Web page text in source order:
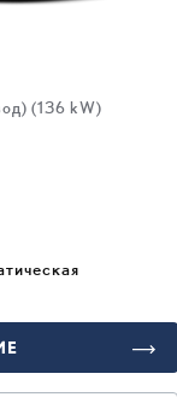
(136 kW)